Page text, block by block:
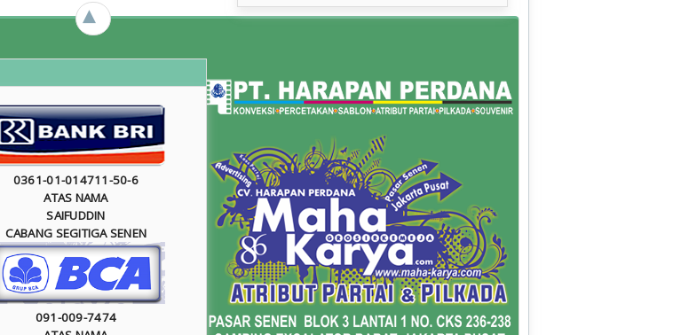
►
0361-01-014711-50-6
ATAS NAMA
SAIFUDDIN
CABANG SEGITIGA SENEN
091-009-7474